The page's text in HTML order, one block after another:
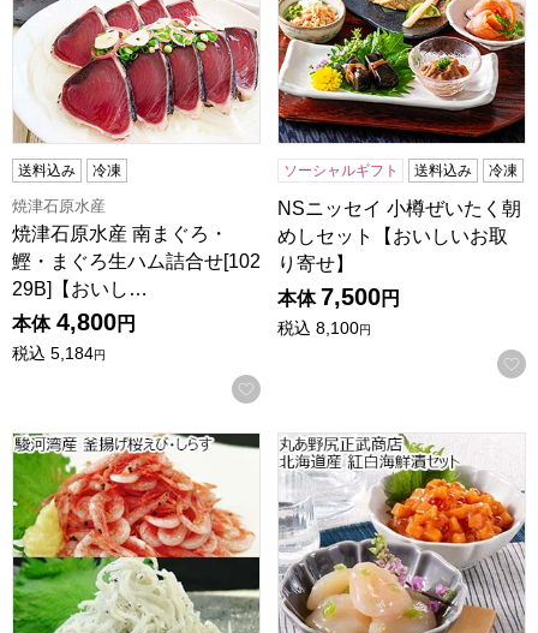
送料込み 冷凍
焼津石原水産
焼津石原水産 南まぐろ・
鰹・まぐろ生ハム詰合せ[102
29B]【おいし…
本体 4,800円
税込 5,184円
お気に入りに登録する
ソーシャルギフト 送料込み 冷凍
NSニッセイ 小樽ぜいたく朝
めしセット【おいしいお取
り寄せ】
本体 7,500円
税込 8,100円
駿河湾産 釜揚げ桜えび・しらす【おいしいお取り寄せ】
丸あ野尻正武商店 北海道産